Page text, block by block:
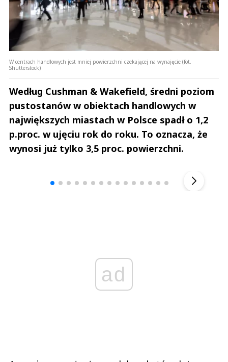
W centrach handlowych jest mniej powierzchni czekającej na wynajęcie (fot.
Shutterstock)
Według Cushman & Wakefield, średni poziom
pustostanów w obiektach handlowych w
największych miastach w Polsce spadł o 1,2
p.proc. w ujęciu rok do roku. To oznacza, że
wynosi już tylko 3,5 proc. powierzchni.
ad